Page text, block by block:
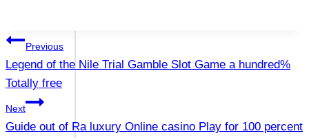
แนะแนว
เรื่อง
Previous
Legend of the Nile Trial Gamble Slot Game a hundred%
Totally free
Next
Guide out of Ra luxury Online casino Play for 100 percent